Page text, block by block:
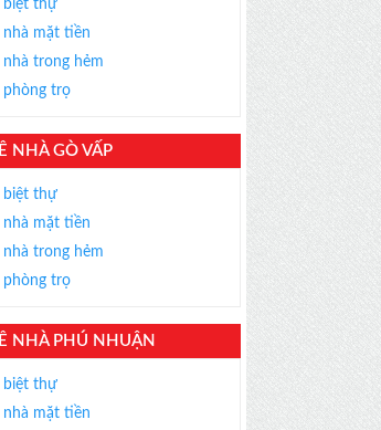
biệt thự
nhà mặt tiền
trong hẻm
phòng trọ
NHÀ GÒ VẤP
biệt thự
nhà mặt tiền
trong hẻm
phòng trọ
NHÀ PHÚ NHUẬN
biệt thự
nhà mặt tiền